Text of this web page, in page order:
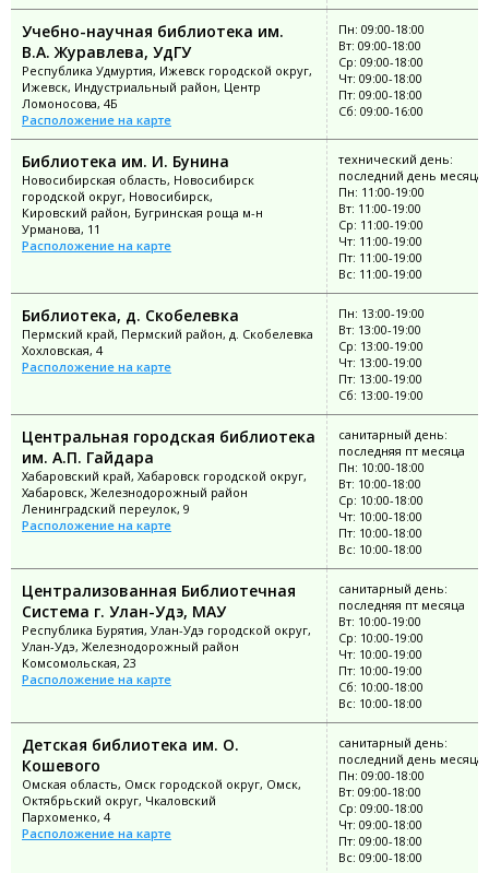
Учебно-научная библиотека им.
В.А. Журавлева, УдГУ
Республика Удмуртия, Ижевск городской округ,
Ижевск, Индустриальный район, Центр
Ломоносова, 4Б
Расположение на карте
Пн: 09:00-18:00
Вт: 09:00-18:00
Ср: 09:00-18:00
Чт: 09:00-18:00
Пт: 09:00-18:00
Сб: 09:00-16:00
Библиотека им. И. Бунина
Новосибирская область, Новосибирск
городской округ, Новосибирск,
Кировский район, Бугринская роща м-н
Урманова, 11
Расположение на карте
технический день:
последний день месяца
Пн: 11:00-19:00
Вт: 11:00-19:00
Ср: 11:00-19:00
Чт: 11:00-19:00
Пт: 11:00-19:00
Вс: 11:00-19:00
Библиотека, д. Скобелевка
Пермский край, Пермский район, д. Скобелевка
Хохловская, 4
Расположение на карте
Пн: 13:00-19:00
Вт: 13:00-19:00
Ср: 13:00-19:00
Чт: 13:00-19:00
Пт: 13:00-19:00
Сб: 13:00-19:00
Центральная городская библиотека
им. А.П. Гайдара
Хабаровский край, Хабаровск городской округ,
Хабаровск, Железнодорожный район
Ленинградский переулок, 9
Расположение на карте
санитарный день:
последняя пт месяца
Пн: 10:00-18:00
Вт: 10:00-18:00
Ср: 10:00-18:00
Чт: 10:00-18:00
Пт: 10:00-18:00
Вс: 10:00-18:00
Централизованная Библиотечная
Система г. Улан-Удэ, МАУ
Республика Бурятия, Улан-Удэ городской округ,
Улан-Удэ, Железнодорожный район
Комсомольская, 23
Расположение на карте
санитарный день:
последняя пт месяца
Вт: 10:00-19:00
Ср: 10:00-19:00
Чт: 10:00-19:00
Пт: 10:00-19:00
Сб: 10:00-18:00
Вс: 10:00-18:00
Детская библиотека им. О.
Кошевого
Омская область, Омск городской округ, Омск,
Октябрьский округ, Чкаловский
Пархоменко, 4
Расположение на карте
санитарный день:
последний день месяца
Пн: 09:00-18:00
Вт: 09:00-18:00
Ср: 09:00-18:00
Чт: 09:00-18:00
Пт: 09:00-18:00
Вс: 09:00-18:00